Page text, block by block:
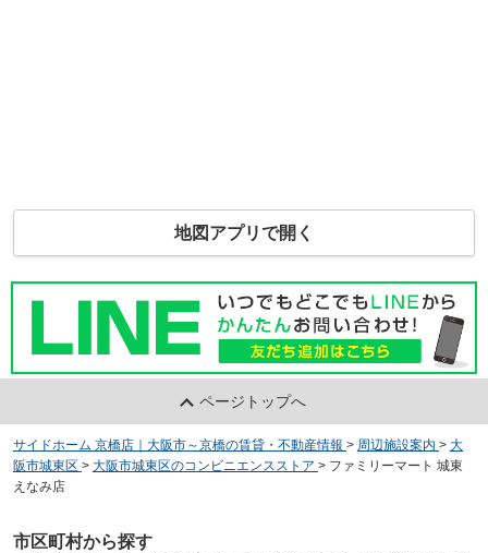
地図アプリで開く
ページトップへ
サイドホーム 京橋店｜大阪市～京橋の賃貸・不動産情報 > 周辺施設案内 > 大
阪市城東区 > 大阪市城東区のコンビニエンスストア > ファミリーマート 城東
えなみ店
市区町村から探す